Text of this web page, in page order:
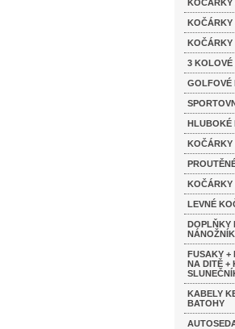
KOČÁRKY
KOČÁRKY
KOČÁRKY
3
GOLFOVÉ
HLUBOKÉ
KOČÁRKY
KOČÁRKY
LEVNÉ
DOPLŇKY
FUSAKY +
NA DITĚ +
KABELY
BATOHY